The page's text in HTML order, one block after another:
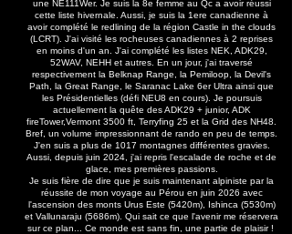
une NE111Wer. Je suis la 8e femme au Qc a avoir réussi
cette liste hivernale. Aussi, je suis la 1ere canadienne à
avoir complété le redlining de la région Castle in the clouds
(LCRT). J'ai visité les rocheuses canadiennes à 2 reprises
en moins d'un an. J'ai complété les listes NEK, ADK29,
52WAV, NEHH et autres. En un jour, j'ai traversé
respectivement la Belknap Range, la Pemiloop, la Devil's
Path, la Great Range, le Saranac Lake 6er Ultra ainsi que
les Présidentielles (défi NEU8 en cours). Je poursuis
actuellement la quête des ADK29 + junior, ADK
fireTower,Vermont 3500 ft, Terryfing 25 et la Grid des NH48.
Bref, un volume impressionnant de rando en peu de temps.
J'en suis a plus de 1017 montagnes différentes gravies.
Aussi, depuis juin 2024, j'ai repris l'escalade de roche et de
glace, mes premières passions.
Je suis fière de dire que je suis maintenant alpiniste par la
réussite de mon voyage au Pérou en juin 2026 avec
l'ascension des monts Urus Este (5420m), Ishinca (5530m)
et Vallunaraju (5686m). Qui sait ce que l'avenir me réservera
sur ce plan... Ce monde est sans fin, une partie de plaisir !